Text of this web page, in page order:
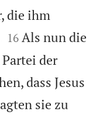
die ihm


16 Als nun die
der
dass Jesus
sie zu